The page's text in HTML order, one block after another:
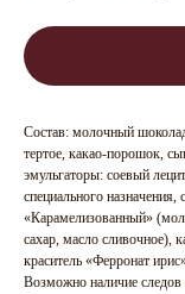
Состав: молочный
тертое, какао-порошок,
эмульгаторы: соевый
специального
«Карамелизованный»
сахар, масло сливочное),
краситель «Ферронат
Возможно наличие следов